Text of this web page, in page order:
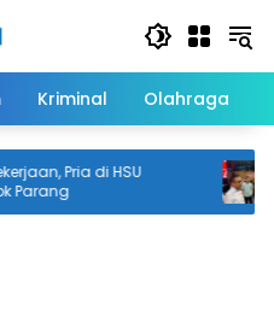
Kriminal Olahraga
Pria di HSU